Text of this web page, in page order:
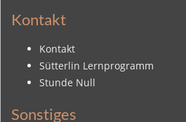
Kontakt
Kontakt
Sütterlin Lernprogramm
Stunde Null
Sonstiges